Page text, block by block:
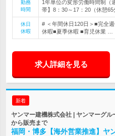
勤務
時間
1年単位の変形労働時間制（
帯】8：30～17：20（休憩65
休日
休暇
# ＜年間休日120日＞■完全
休暇■夏季休暇 ■育児休業 …
求人詳細を見る
新着
ヤンマー建機株式会社 | ヤンマーグ
から販売まで
福岡・博多【海外営業推進】ヤ